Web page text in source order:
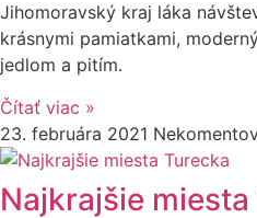
Jihomoravský kraj láka
krásnymi pamiatkami,
jedlom a pitím.
Čítať viac »
23. februára 2021
Najkrajšie miesta